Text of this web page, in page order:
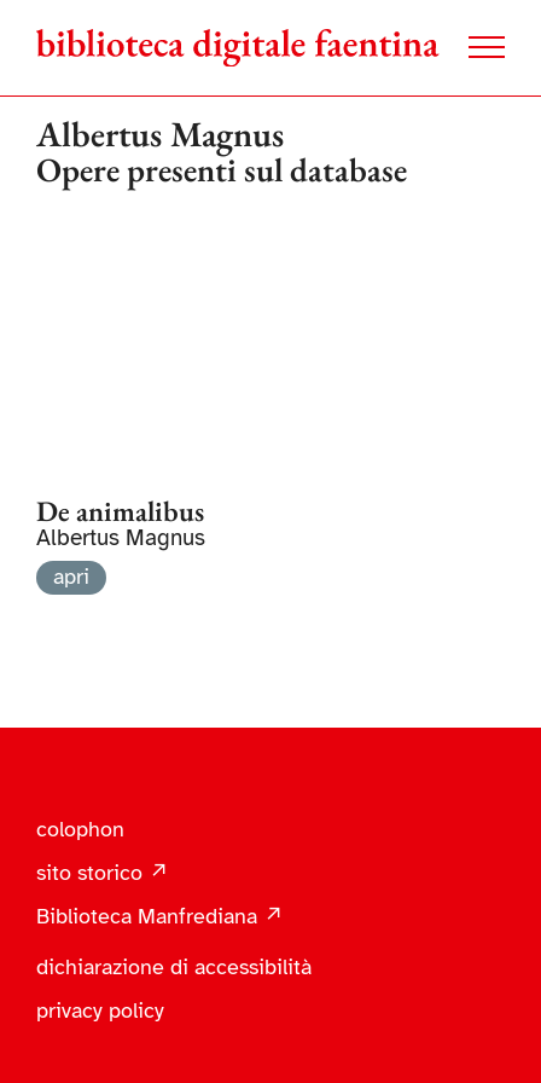
contenuto
Albertus Magnus
Opere presenti sul database
De animalibus
Albertus Magnus
apri
colophon
sito storico ↗
Biblioteca Manfrediana ↗
dichiarazione di accessibilità
privacy policy